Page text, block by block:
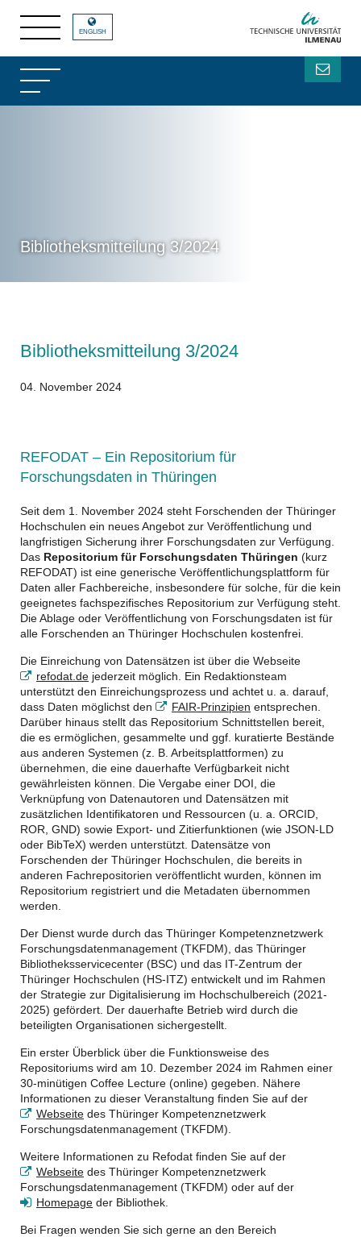
Bibliotheksmitteilung 3/2024
ENGLISH
Bibliotheksmitteilung 3/2024
04. November 2024
REFODAT – Ein Repositorium für
Forschungsdaten in Thüringen
Seit dem 1. November 2024 steht Forschenden der Thüringer
Hochschulen ein neues Angebot zur Veröffentlichung und
langfristigen Sicherung ihrer Forschungsdaten zur Verfügung.
Das Repositorium für Forschungsdaten Thüringen (kurz
REFODAT) ist eine generische Veröffentlichungsplattform für
Daten aller Fachbereiche, insbesondere für solche, für die kein
geeignetes fachspezifisches Repositorium zur Verfügung steht.
Die Ablage oder Veröffentlichung von Forschungsdaten ist für
alle Forschenden an Thüringer Hochschulen kostenfrei.
Die Einreichung von Datensätzen ist über die Webseite
refodat.de jederzeit möglich. Ein Redaktionsteam
unterstützt den Einreichungsprozess und achtet u. a. darauf,
dass Daten möglichst den
FAIR-Prinzipien entsprechen.
Darüber hinaus stellt das Repositorium Schnittstellen bereit,
die es ermöglichen, gesammelte und ggf. kuratierte Bestände
aus anderen Systemen (z. B. Arbeitsplattformen) zu
übernehmen, die eine dauerhafte Verfügbarkeit nicht
gewährleisten können. Die Vergabe einer DOI, die
Verknüpfung von Datenautoren und Datensätzen mit
zusätzlichen Identifikatoren und Ressourcen (u. a. ORCID,
ROR, GND) sowie Export- und Zitierfunktionen (wie JSON-LD
oder BibTeX) werden unterstützt. Datensätze von
Forschenden der Thüringer Hochschulen, die bereits in
anderen Fachrepositorien veröffentlicht wurden, können im
Repositorium registriert und die Metadaten übernommen
werden.
Der Dienst wurde durch das Thüringer Kompetenznetzwerk
Forschungsdatenmanagement (TKFDM), das Thüringer
Bibliotheksservicecenter (BSC) und das IT-Zentrum der
Thüringer Hochschulen (HS-ITZ) entwickelt und im Rahmen
der Strategie zur Digitalisierung im Hochschulbereich (2021-
2025) gefördert. Der dauerhafte Betrieb wird durch die
beteiligten Organisationen sichergestellt.
Ein erster Überblick über die Funktionsweise des
Repositoriums wird am 10. Dezember 2024 im Rahmen einer
30-minütigen Coffee Lecture (online) gegeben. Nähere
Informationen zu dieser Veranstaltung finden Sie auf der
Webseite des Thüringer Kompetenznetzwerk
Forschungsdatenmanagement (TKFDM).
Weitere Informationen zu Refodat finden Sie auf der
Webseite des Thüringer Kompetenznetzwerk
Forschungsdatenmanagement (TKFDM) oder auf der
Homepage der Bibliothek.
Bei Fragen wenden Sie sich gerne an den Bereich